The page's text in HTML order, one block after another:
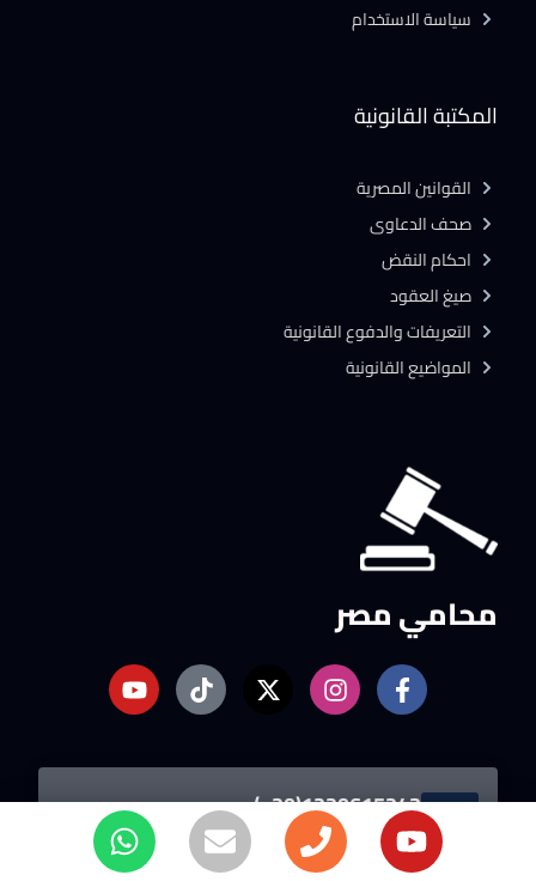
محامي مصر
1220615243(20+)
تواصل معانا الان
المكتبة القانونية
القوانين المصرية
صحف الدعاوى
احكام النقض
صيغ العقود
التعريفات والدفوع القانونية
المواضيع القانونية
سياسة الاستخدام